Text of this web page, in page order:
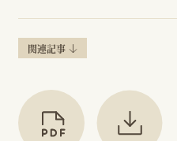
関連記事